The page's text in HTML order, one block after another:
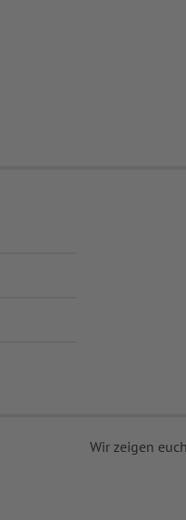
Wir zeigen